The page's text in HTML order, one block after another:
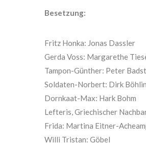
Besetzung:
Fritz Honka: Jonas Dassler
Gerda Voss: Margarethe
Tampon-Günther: Peter
Soldaten-Norbert: Dirk
Dornkaat-Max: Hark Bohm
Lefteris, Griechischer
Frida: Martina Eitner-
Willi Tristan: Göbel